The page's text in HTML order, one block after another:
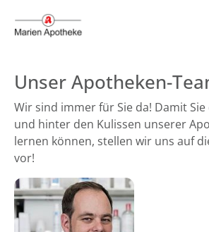
Unser Apotheken-
Wir sind immer für Sie da! Damit
und hinter den Kulissen unserer
lernen können, stellen wir uns auf
vor!